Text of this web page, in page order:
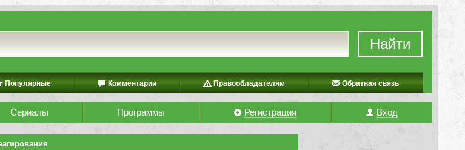
Найти
Популярные Комментарии Правообладателям Обратная связь
Сериалы Программы Регистрация Вход